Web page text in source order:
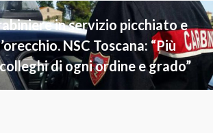
in servizio picchiato e
NSC Toscana: “Più
di ogni ordine e grado”